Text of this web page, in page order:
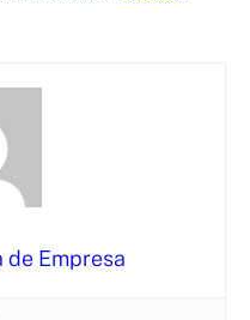
de Empresa